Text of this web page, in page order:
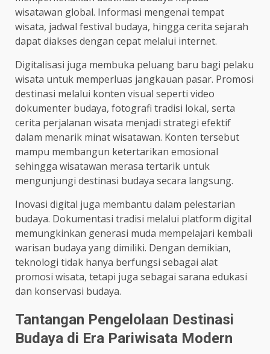
wisatawan global. Informasi mengenai tempat
wisata, jadwal festival budaya, hingga cerita sejarah
dapat diakses dengan cepat melalui internet.
Digitalisasi juga membuka peluang baru bagi pelaku
wisata untuk memperluas jangkauan pasar. Promosi
destinasi melalui konten visual seperti video
dokumenter budaya, fotografi tradisi lokal, serta
cerita perjalanan wisata menjadi strategi efektif
dalam menarik minat wisatawan. Konten tersebut
mampu membangun ketertarikan emosional
sehingga wisatawan merasa tertarik untuk
mengunjungi destinasi budaya secara langsung.
Inovasi digital juga membantu dalam pelestarian
budaya. Dokumentasi tradisi melalui platform digital
memungkinkan generasi muda mempelajari kembali
warisan budaya yang dimiliki. Dengan demikian,
teknologi tidak hanya berfungsi sebagai alat
promosi wisata, tetapi juga sebagai sarana edukasi
dan konservasi budaya.
Tantangan Pengelolaan Destinasi
Budaya di Era Pariwisata Modern